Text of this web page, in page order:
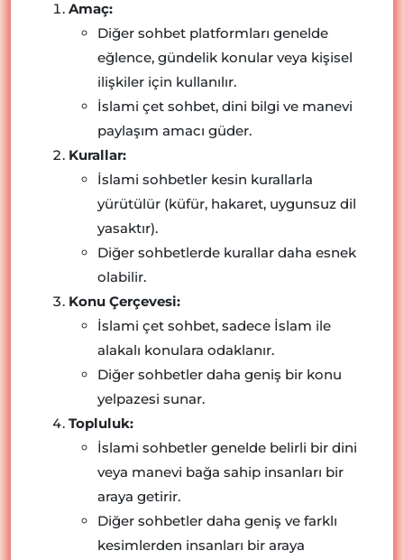
Amaç:
Diğer sohbet platformları genelde
eğlence, gündelik konular veya kişisel
ilişkiler için kullanılır.
İslami çet sohbet, dini bilgi ve manevi
paylaşım amacı güder.
Kurallar:
İslami sohbetler kesin kurallarla
yürütülür (küfür, hakaret, uygunsuz dil
yasaktır).
Diğer sohbetlerde kurallar daha esnek
olabilir.
Konu Çerçevesi:
İslami çet sohbet, sadece İslam ile
alakalı konulara odaklanır.
Diğer sohbetler daha geniş bir konu
yelpazesi sunar.
Topluluk:
İslami sohbetler genelde belirli bir dini
veya manevi bağa sahip insanları bir
araya getirir.
Diğer sohbetler daha geniş ve farklı
kesimlerden insanları bir araya